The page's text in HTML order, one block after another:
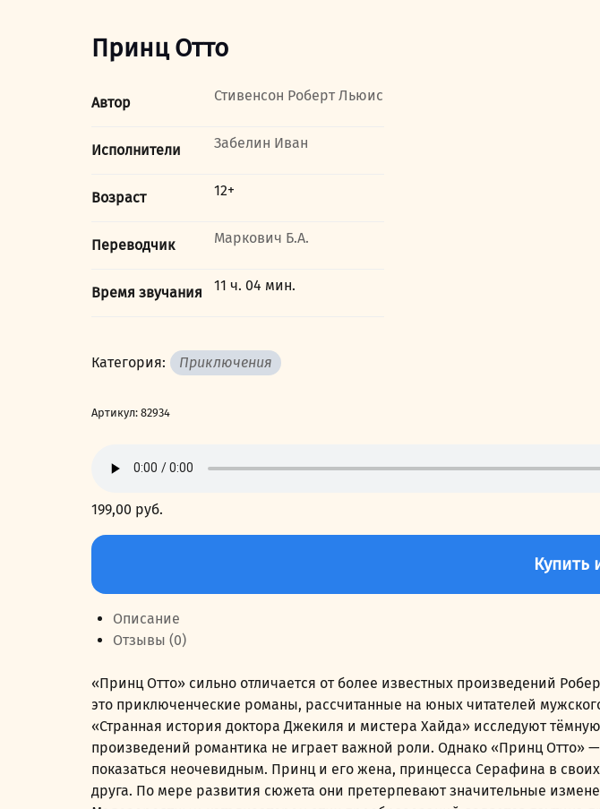
Принц Отто
Автор Стивенсон Роберт Льюис
Исполнители Забелин Иван
Возраст 12+
Переводчик Маркович Б.А.
Время звучания 11 ч. 04 мин.
Категория: Приключения
Артикул: 82934
199,00 руб.
Количество
Принц
Купить
Описание
Отзывы (0)
«Принц Отто» сильно отличается от более известных произведений
это приключенческие романы, рассчитанные на юных читателей
«Странная история доктора Джекиля и мистера Хайда» исследуют
произведений романтика не играет важной роли. Однако «Принц Отто»
показаться неочевидным. Принц и его жена, принцесса Серафина в
друга. По мере развития сюжета они претерпевают значительные